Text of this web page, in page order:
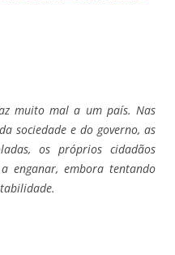
muito mal a um país. Nas
sociedade e do governo, as
os próprios cidadãos
enganar, embora tentando